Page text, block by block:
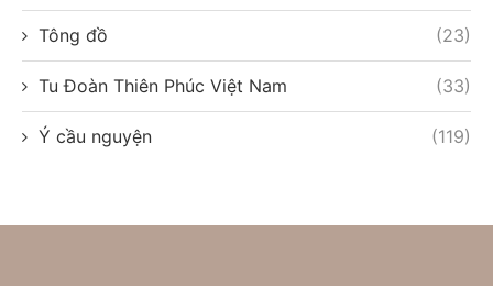
Tông đồ (23)
Tu Đoàn Thiên Phúc Việt Nam (33)
Ý cầu nguyện (119)